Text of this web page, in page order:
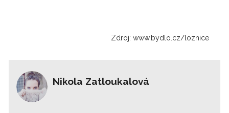
Zdroj: www.bydlo.cz/loznice
Nikola Zatloukalová